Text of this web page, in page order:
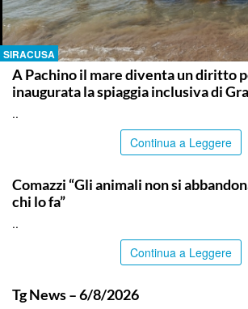
SIRACUSA
A Pachino il mare diventa un diritto
inaugurata la spiaggia inclusiva di
..
Continua a Leggere
Comazzi “Gli animali non si
chi lo fa”
..
Continua a Leggere
Tg News – 6/8/2026